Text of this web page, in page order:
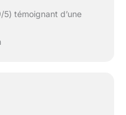
témoignant d’une